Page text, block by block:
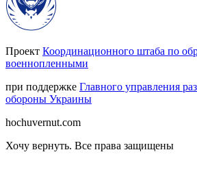
Проект Координационного штаба по
военнопленными
при поддержке Главного управления
обороны Украины
hochuvernut.com
Хочу вернуть. Все права защищены